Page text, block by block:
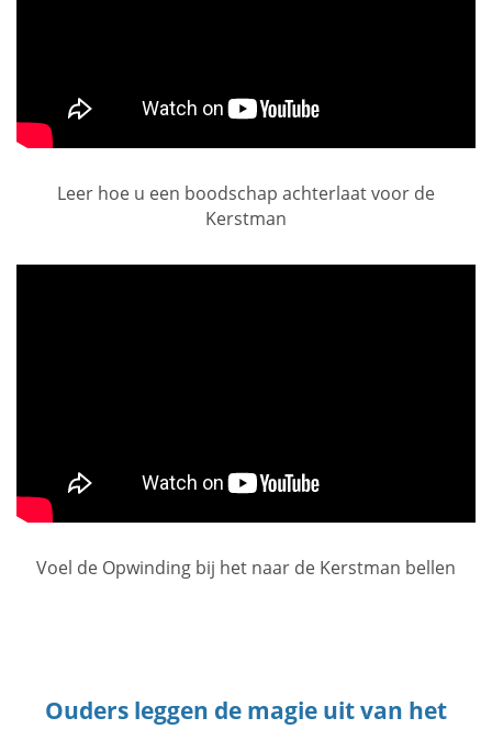
Leer hoe u een boodschap achterlaat voor de
Kerstman
Voel de Opwinding bij het naar de Kerstman bellen
Ouders leggen de magie uit van het